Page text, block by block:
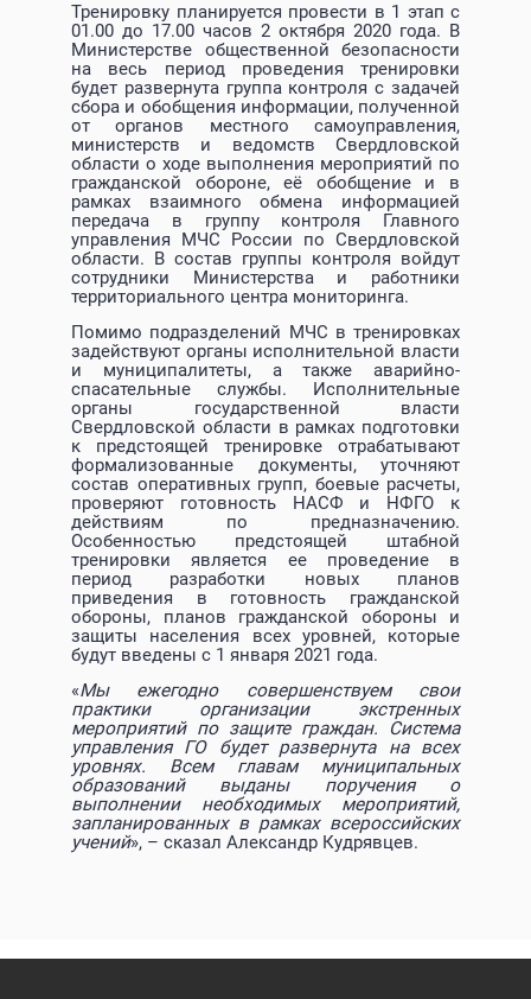
Тренировку планируется провести в 1 этап с
01.00 до 17.00 часов 2 октября 2020 года. В
Министерстве общественной безопасности
на весь период проведения тренировки
будет развернута группа контроля с задачей
сбора и обобщения информации, полученной
от органов местного самоуправления,
министерств и ведомств Свердловской
области о ходе выполнения мероприятий по
гражданской обороне, её обобщение и в
рамках взаимного обмена информацией
передача в группу контроля Главного
управления МЧС России по Свердловской
области. В состав группы контроля войдут
сотрудники Министерства и работники
территориального центра мониторинга.
Помимо подразделений МЧС в тренировках
задействуют органы исполнительной власти
и муниципалитеты, а также аварийно-
спасательные службы. Исполнительные
органы государственной власти
Свердловской области в рамках подготовки
к предстоящей тренировке отрабатывают
формализованные документы, уточняют
состав оперативных групп, боевые расчеты,
проверяют готовность НАСФ и НФГО к
действиям по предназначению.
Особенностью предстоящей штабной
тренировки является ее проведение в
период разработки новых планов
приведения в готовность гражданской
обороны, планов гражданской обороны и
защиты населения всех уровней, которые
будут введены с 1 января 2021 года.
«Мы ежегодно совершенствуем свои
практики организации экстренных
мероприятий по защите граждан. Система
управления ГО будет развернута на всех
уровнях. Всем главам муниципальных
образований выданы поручения о
выполнении необходимых мероприятий,
запланированных в рамках всероссийских
учений», – сказал Александр Кудрявцев.